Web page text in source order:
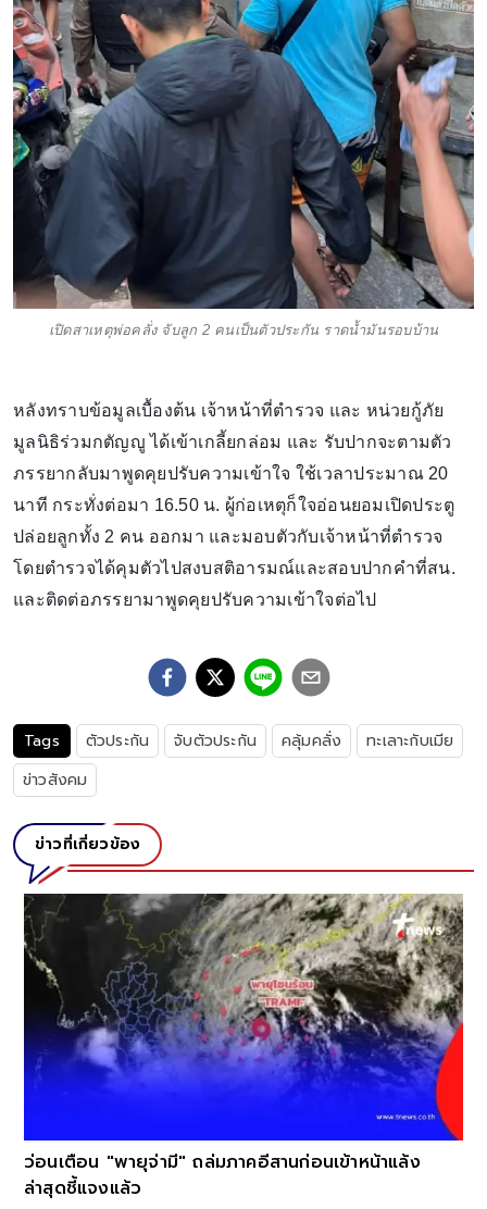
เปิดสาเหตุพ่อคลั่ง จับลูก 2 คนเป็นตัวประกัน ราดน้ำมันรอบบ้าน
หลังทราบข้อมูลเบื้องต้น เจ้าหน้าที่ตำรวจ และ หน่วยกู้ภัย
มูลนิธิร่วมกตัญญู ได้เข้าเกลี้ยกล่อม และ รับปากจะตามตัว
ภรรยากลับมาพูดคุยปรับความเข้าใจ ใช้เวลาประมาณ 20
นาที กระทั่งต่อมา 16.50 น. ผู้ก่อเหตุก็ใจอ่อนยอมเปิดประตู
ปล่อยลูกทั้ง 2 คน ออกมา และมอบตัวกับเจ้าหน้าที่ตำรวจ
โดยตำรวจได้คุมตัวไปสงบสติอารมณ์และสอบปากคำที่สน.
และติดต่อภรรยามาพูดคุยปรับความเข้าใจต่อไป
Tags ตัวประกัน จับตัวประกัน คลุ้มคลั่ง
ทะเลาะกับเมีย
ข่าวสังคม
ข่าวที่เกี่ยวข้อง
ว่อนเตือน "พายุจ่ามี" ถล่มภาคอีสานก่อนเข้าหน้าแล้ง
ล่าสุดชี้แจงแล้ว